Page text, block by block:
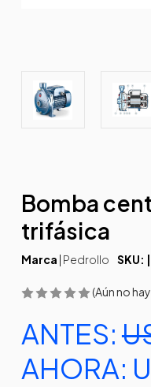
Bomba
trifásica
Marca | Pedrollo SKU: |
(Aún no
ANTES:
AHORA: